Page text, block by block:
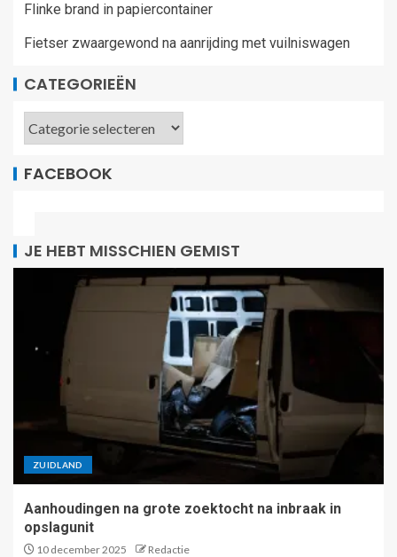
Flinke brand in papiercontainer
Fietser zwaargewond na aanrijding met vuilniswagen
CATEGORIEËN
FACEBOOK
JE HEBT MISSCHIEN GEMIST
ZUIDLAND
Aanhoudingen na grote zoektocht na inbraak in
opslagunit
10 december 2025 Redactie